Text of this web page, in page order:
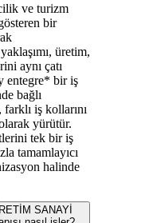
ve turizm
bir
üretim,
aynı çatı
entegre* bir iş
bağlı
iş kollarını
yürütür.
tek bir iş
tamamlayıcı
halinde
SANAYİ